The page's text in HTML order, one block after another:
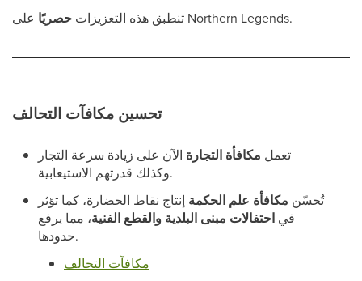
تنطبق هذه التعزيزات حصريًا على Northern Legends.
تحسين مكافآت التحالف
تعمل مكافأة التجارة الآن على زيادة سرعة التجار
وكذلك قدرتهم الاستيعابية.
تُحسّن مكافأة علم الحكمة إنتاج نقاط الحضارة، كما تؤثر
في احتفالات مبنى البلدية والقطع الفنية، مما يرفع
حدودها.
مكافآت التحالف